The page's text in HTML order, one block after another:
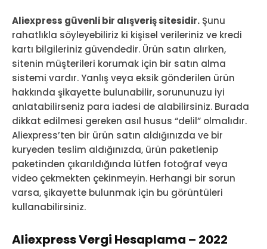
Aliexpress güvenli bir alışveriş sitesidir. Şunu
rahatlıkla söyleyebiliriz ki kişisel verileriniz ve kredi
kartı bilgileriniz güvendedir. Ürün satın alırken,
sitenin müşterileri korumak için bir satın alma
sistemi vardır. Yanlış veya eksik gönderilen ürün
hakkında şikayette bulunabilir, sorununuzu iyi
anlatabilirseniz para iadesi de alabilirsiniz. Burada
dikkat edilmesi gereken asıl husus “delil” olmalıdır.
Aliexpress’ten bir ürün satın aldığınızda ve bir
kuryeden teslim aldığınızda, ürün paketlenip
paketinden çıkarıldığında lütfen fotoğraf veya
video çekmekten çekinmeyin. Herhangi bir sorun
varsa, şikayette bulunmak için bu görüntüleri
kullanabilirsiniz.
Aliexpress Vergi Hesaplama – 2022